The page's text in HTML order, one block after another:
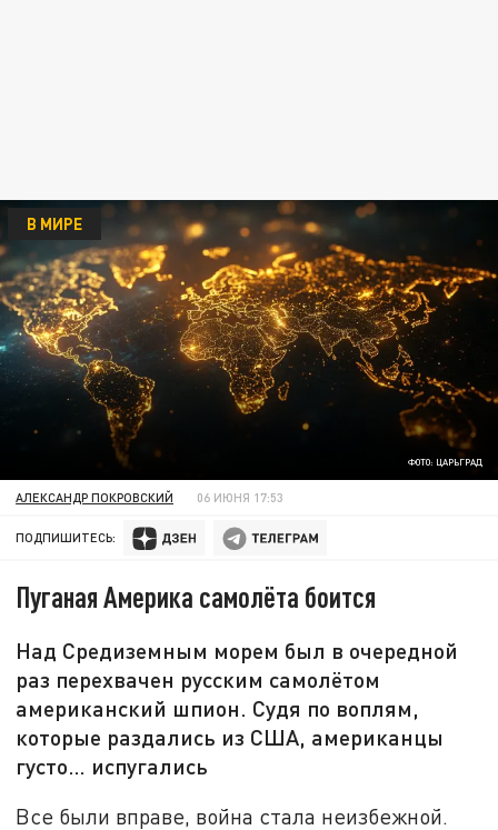
ФОТО: ЦАРЬГРАД
В МИРЕ
АЛЕКСАНДР ПОКРОВСКИЙ 06 ИЮНЯ 17:53
ПОДПИШИТЕСЬ:
Пуганая Америка самолёта боится
Над Средиземным морем был в очередной
раз перехвачен русским самолётом
американский шпион. Судя по воплям,
которые раздались из США, американцы
густо… испугались
Все были вправе, война стала неизбежной.